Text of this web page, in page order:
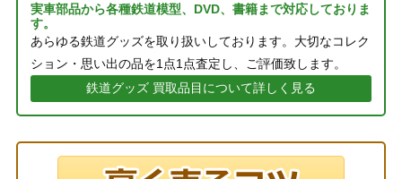
実車部品から各種鉄道模型、DVD、書籍まで対応しておりま
す。
あらゆる鉄道グッズを取り扱いしております。大切なコレク
ション・思い出の品を1点1点査定し、ご評価致します。
鉄道グッズ 買取品目について詳しく見る